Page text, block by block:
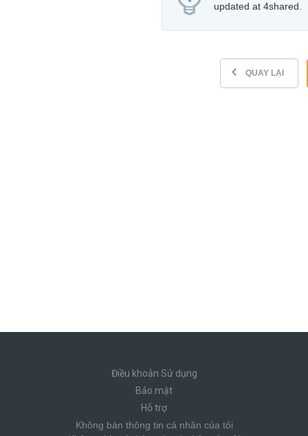
updated at 4shared.
QUAY LẠI
Điều khoản Sử dụng
Bảo mật
Hỗ trợ
Không bán thông tin cá nhân của tôi